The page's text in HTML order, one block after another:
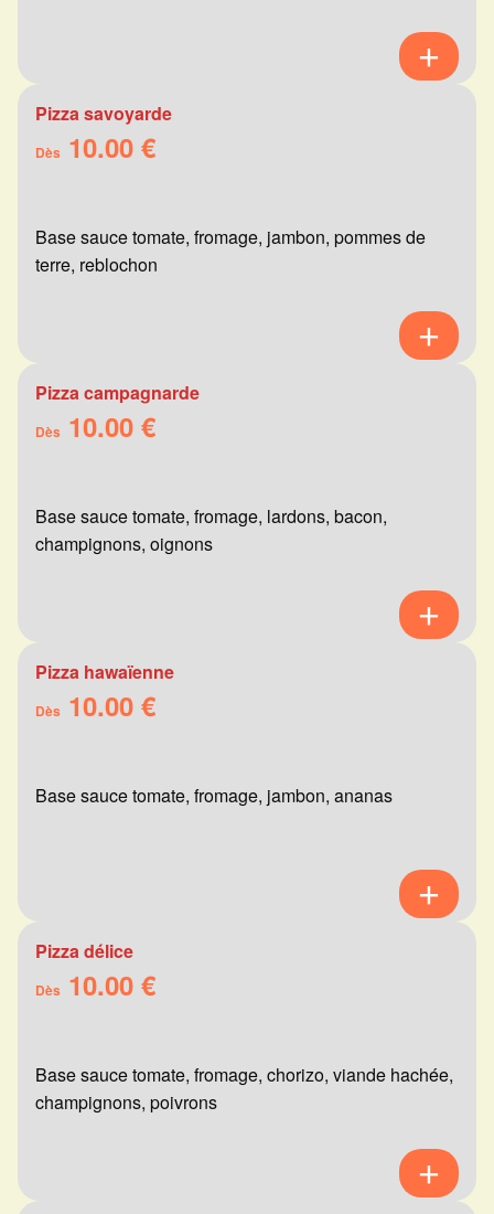
Pizza savoyarde
Dès 10.00 €
Base sauce tomate, fromage, jambon, pommes de
terre, reblochon
Pizza campagnarde
Dès 10.00 €
Base sauce tomate, fromage, lardons, bacon,
champignons, oignons
Pizza hawaïenne
Dès 10.00 €
Base sauce tomate, fromage, jambon, ananas
Pizza délice
Dès 10.00 €
Base sauce tomate, fromage, chorizo, viande hachée,
champignons, poivrons